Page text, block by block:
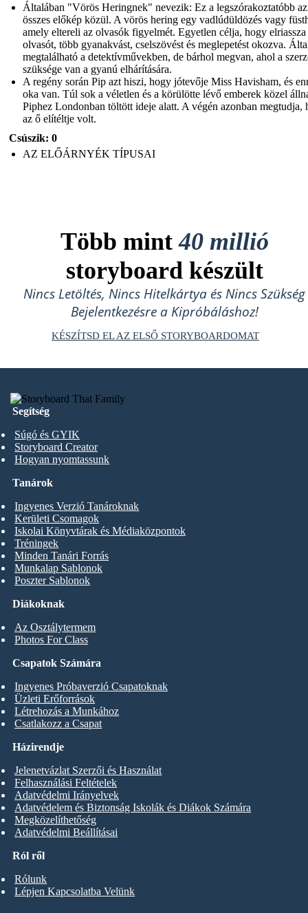
Általában "Vörös Heringnek" nevezik: Ez a legszórakoztatóbb az
összes előkép közül. A vörös hering egy vadlúdüldözés vagy
amely eltereli az olvasók figyelmét. Egyetlen célja, hogy elriassza
olvasót, több gyanakvást, cselszövést és meglepetést okozva.
megtalálható a detektívművekben, de bárhol megvan, ahol a
szüksége van a gyanú elhárítására.
A regény során Pip azt hiszi, hogy jótevője Miss Havisham, és
oka van. Túl sok a véletlen és a körülötte lévő emberek közel
Piphez Londonban töltött ideje alatt. A végén azonban megtudja,
az ő elítéltje volt.
Csúszik: 0
AZ ELŐÁRNYÉK TÍPUSAI
Több mint40 millió
storyboard készült
Nincs Letöltés, Nincs Hitelkártya és Nincs Szükség
Bejelentkezésre a Kipróbáláshoz!
KÉSZÍTSD EL AZ ELSŐ STORYBOARDOMAT
Segítség
Súgó és GYIK
Storyboard Creator
Hogyan nyomtassunk
Diákoknak
Az Osztálytermem
Photos For Class
Tanárok
Ingyenes Verzió Tanároknak
Kerületi Csomagok
Iskolai Könyvtárak és Médiaközpontok
Tréningek
Minden Tanári Forrás
Munkalap Sablonok
Poszter Sablonok
Csapatok Számára
Ingyenes Próbaverzió Csapatoknak
Üzleti Erőforrások
Létrehozás a Munkához
Csatlakozz a Csapat
Ról ről
Rólunk
Lépjen Kapcsolatba Velünk
Házirendje
Jelenetvázlat Szerzői és Használat
Felhasználási Feltételek
Adatvédelmi Irányelvek
Adatvédelem és Biztonság Iskolák és Diákok Számára
Megközelíthetőség
Adatvédelmi Beállításai